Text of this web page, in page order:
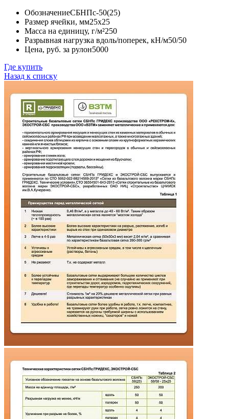
ОбозначениеСБНПс-50(25)
Размер ячейки, мм25х25
Масса на единицу, г/м²250
Разрывная нагрузка вдоль/поперек, кН/м50/50
Цена, руб. за рулон5000
Где купить
Назад к списку